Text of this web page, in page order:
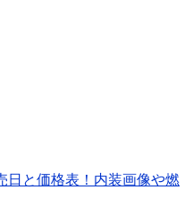
日と価格表！内装画像や燃